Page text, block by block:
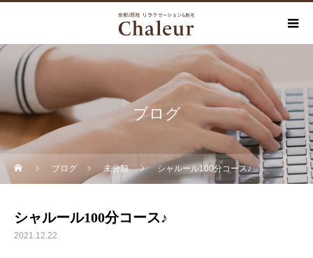
ブログ
ブログ 未分類 シャルール100分コース♪
シャルール100分コース♪
2021.12.22